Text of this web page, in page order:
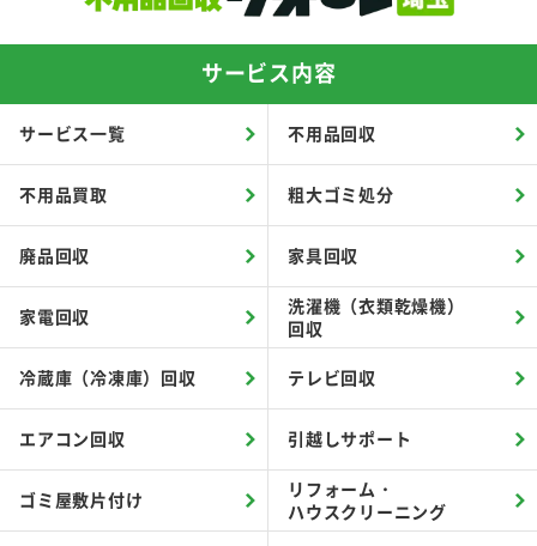
サービス内容
サービス一覧 不用品回収
不用品買取 粗大ゴミ処分
廃品回収 家具回収
家電回収
洗濯機（衣類乾燥機）
回収
冷蔵庫（冷凍庫）回収 テレビ回収
エアコン回収 引越しサポート
ゴミ屋敷片付け
リフォーム・
ハウスクリーニング